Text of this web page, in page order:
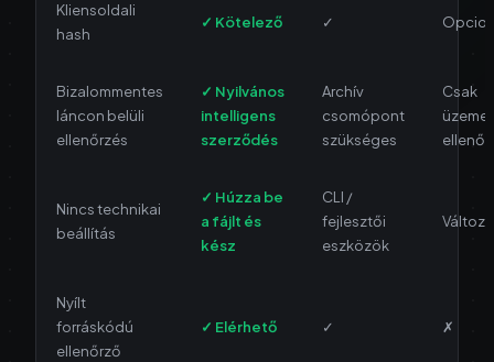
Kliensoldali
hash
✓ Kötelező ✓
Bizalommentes
láncon belüli
ellenőrzés
✓ Nyilvános
intelligens
szerződés
Archív
csomópont
szükséges
Csak
Nincs technikai
beállítás
✓ Húzza be
a fájlt és
kész
CLI /
fejlesztői
eszközök
Változó
Nyílt
forráskódú
ellenőrző
✓ Elérhető ✓ ✗